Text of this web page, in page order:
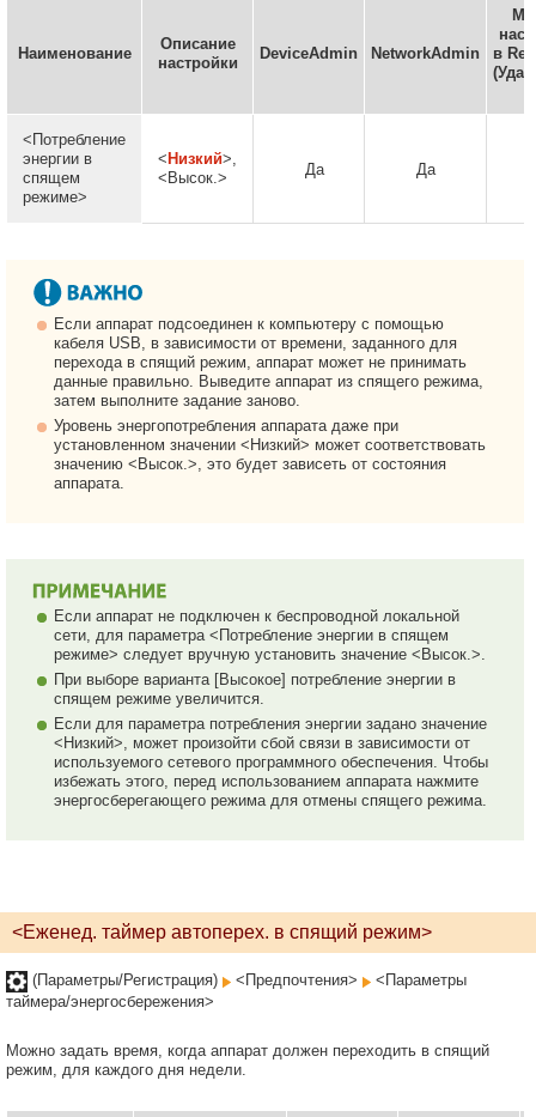
Наименование
Описание
настройки
DeviceAdmin NetworkAdmin
в
<Потребление
энергии в
спящем
режиме>
< Низкий>,
<Высок.>
Да Да
Если аппарат подсоединен к компьютеру с помощью
кабеля USB, в зависимости от времени, заданного для
перехода в спящий режим, аппарат может не принимать
данные правильно. Выведите аппарат из спящего режима,
затем выполните задание заново.
Уровень энергопотребления аппарата даже при
установленном значении <Низкий> может соответствовать
значению <Высок.>, это будет зависеть от состояния
аппарата.
Если аппарат не подключен к беспроводной локальной
сети, для параметра <Потребление энергии в спящем
режиме> следует вручную установить значение <Высок.>.
При выборе варианта [Высокое] потребление энергии в
спящем режиме увеличится.
Если для параметра потребления энергии задано значение
<Низкий>, может произойти сбой связи в зависимости от
используемого сетевого программного обеспечения. Чтобы
избежать этого, перед использованием аппарата нажмите
энергосберегающего режима для отмены спящего режима.
<Еженед. таймер автоперех. в спящий режим>
(Параметры/Регистрация) <Предпочтения>
<Параметры
таймера/энергосбережения>
Можно задать время, когда аппарат должен переходить в спящий
режим, для каждого дня недели.